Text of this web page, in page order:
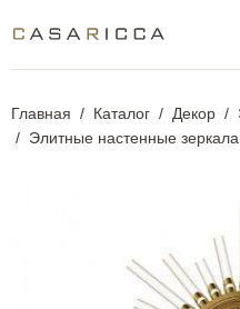
Главная Каталог Декор
Элитные настенные зеркала